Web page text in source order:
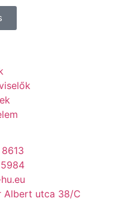
Albert utca 38/C